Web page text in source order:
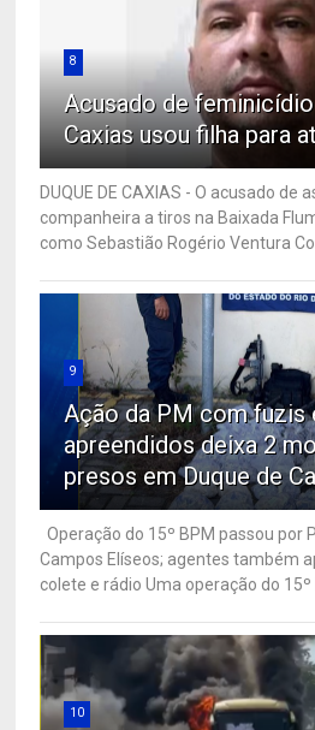
8
Acusado de
Caxias usou filha para
DUQUE DE CAXIAS - O acusado de
companheira a tiros na Baixada
como Sebastião Rogério Ventura
9
Ação da PM com fuzis
apreendidos deixa 2
presos em Duque de
Operação do 15º BPM passou por
Campos Elíseos; agentes também
colete e rádio Uma operação do 15º
10